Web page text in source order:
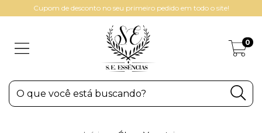
Cupom de desconto no seu primeiro pedido em todo o site!
0